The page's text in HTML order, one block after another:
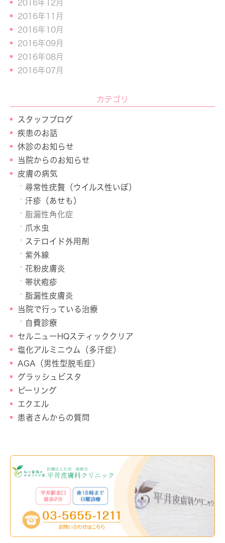
2016年12月
2016年11月
2016年10月
2016年09月
2016年08月
2016年07月
カテゴリ
スタッフブログ
疾患のお話
休診のお知らせ
当院からのお知らせ
皮膚の病気
尋常性疣贅（ウイルス性いぼ）
汗疹（あせも）
脂漏性角化症
爪水虫
ステロイド外用剤
紫外線
花粉皮膚炎
帯状疱疹
脂漏性皮膚炎
当院で行っている治療
自費診療
セルニューHQスティッククリア
塩化アルミニウム（多汗症）
AGA（男性型脱毛症）
グラッシュビスタ
ピーリング
エクエル
患者さんからの質問